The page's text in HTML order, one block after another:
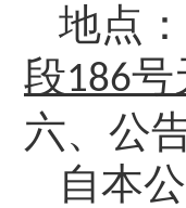
地点
段186号
六、公
自本